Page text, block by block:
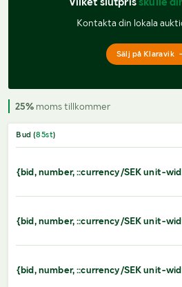
Kontakta din lokala
Sälj på Klaravik
25% moms tillkommer
Bud (85st)
{bid, number, ::currency/SEK unit-
{bid, number, ::currency/SEK unit-
{bid, number, ::currency/SEK unit-